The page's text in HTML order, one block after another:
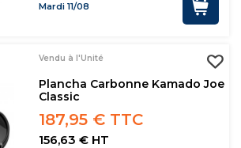
Mardi 11/08
Vendu à l'Unité
Plancha Carbonne Kamado Joe
Classic
187,95 € TTC
156,63 € HT